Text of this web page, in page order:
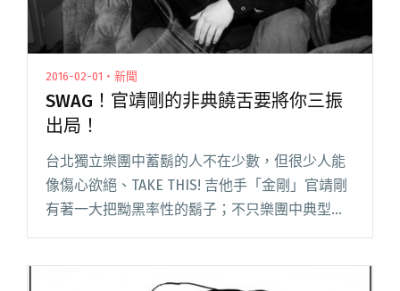
2016-02-01・新聞
SWAG！官靖剛的非典饒舌要將你三振
出局！
台北獨立樂團中蓄鬍的人不在少數，但很少人能
像傷心欲絕、TAKE THIS! 吉他手「金剛」官靖剛
有著一大把黝黑率性的鬍子；不只樂團中典型的
幽默戲謔的饒閱讀全文 "SWAG！官靖剛的非典饒